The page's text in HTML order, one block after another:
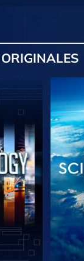
ORIGINALES